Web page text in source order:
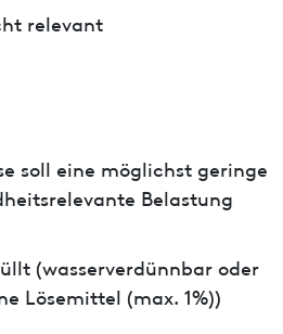
relevant
soll eine möglichst geringe
Belastung
(wasserverdünnbar oder
Lösemittel (max. 1%))